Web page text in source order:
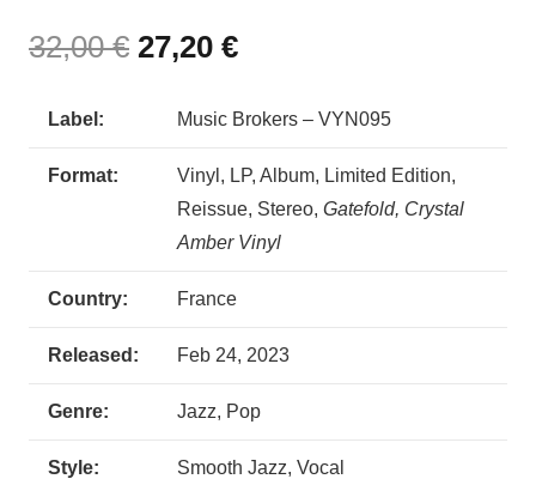
32,00€ 27,20 €
Label: Music Brokers – VYN095
Format:
Vinyl, LP, Album, Limited Edition,
Reissue, Stereo, Gatefold, Crystal
Amber Vinyl
Country: France
Released: Feb 24, 2023
Genre: Jazz, Pop
Style: Smooth Jazz, Vocal